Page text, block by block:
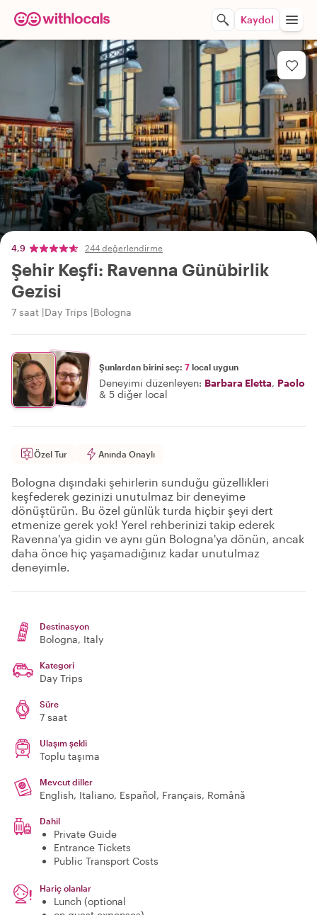
Kaydol
4,9 244 değerlendirme
Şehir Keşfi: Ravenna Günübirlik
Gezisi
7 saat Day Trips Bologna
Şunlardan birini seç: 7 local uygun
Deneyimi düzenleyen: Barbara Eletta, Paolo
& 5 diğer local
Özel Tur Anında Onaylı
Bologna dışındaki şehirlerin sunduğu güzellikleri
keşfederek gezinizi unutulmaz bir deneyime
dönüştürün. Bu özel günlük turda hiçbir şeyi dert
etmenize gerek yok! Yerel rehberinizi takip ederek
Ravenna'ya gidin ve aynı gün Bologna'ya dönün, ancak
daha önce hiç yaşamadığınız kadar unutulmaz
deneyimle.
Destinasyon
Bologna, Italy
Kategori
Day Trips
Süre
7 saat
Ulaşım şekli
Toplu taşıma
Mevcut diller
English, Italiano, Español, Français, Română
Dahil
Private Guide
Entrance Tickets
Public Transport Costs
Hariç olanlar
Lunch (optional